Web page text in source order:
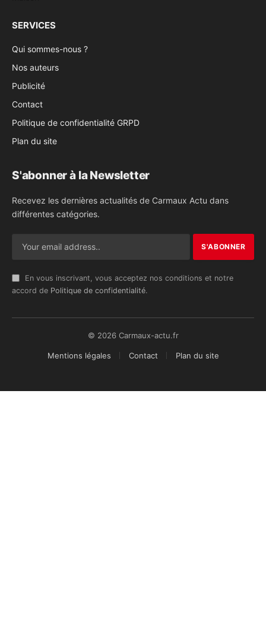
SERVICES
Qui sommes-nous ?
Nos auteurs
Publicité
Contact
Politique de confidentialité GRPD
Plan du site
S'abonner à la Newsletter
Recevez les dernières actualités de Carmaux Actu dans
différentes catégories.
En vous inscrivant, vous acceptez nos conditions et notre
accord de Politique de confidentialité.
© 2026 Carmaux-actu.fr
Mentions légales Contact Plan du site